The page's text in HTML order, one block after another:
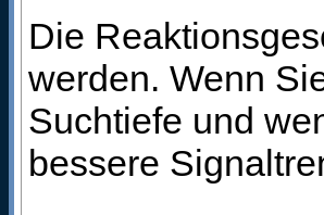
Die
werden. Wenn
Suchtiefe und
bessere